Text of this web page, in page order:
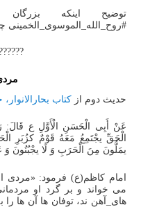
توضیح اینکه
#روح_الله_الموسوی_الخمینی
حدیث دوم ازکتاب بحارالانوار، جلد ۶۰،
عَنْ أَبِی الْحَسَنِ الْأَوَّلِ ع
الْحَقِّ یجْتَمِعُ مَعَهُ قَوْمٌ کزُبَرِ
یمَلُّونَ مِنَ الْحَرَبِ وَ لَا یجْبُنُونَ وَ
امام کاظم(ع) فرمود: «مردی
می خواند و بر گرد او
های_آهن ند، توفان ها آن ها